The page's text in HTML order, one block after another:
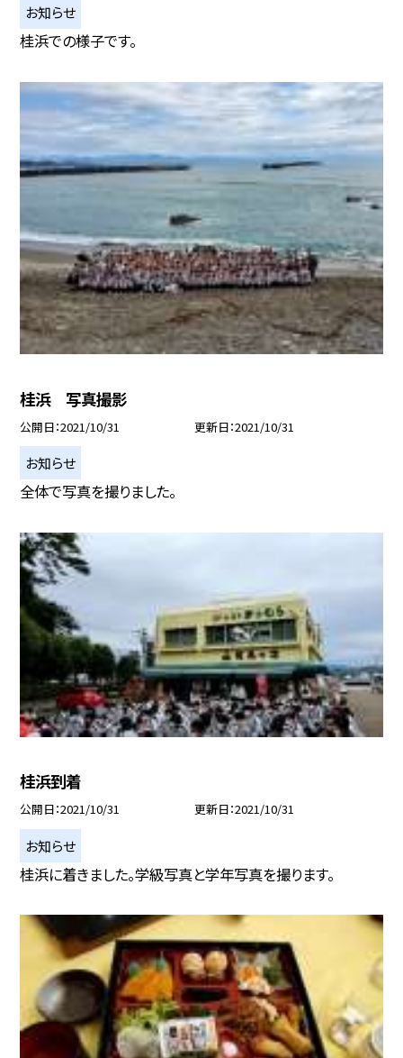
お知らせ
桂浜での様子です。
桂浜 写真撮影
公開日 2021/10/31 更新日 2021/10/31
お知らせ
全体で写真を撮りました。
桂浜到着
公開日 2021/10/31 更新日 2021/10/31
お知らせ
桂浜に着きました。学級写真と学年写真を撮ります。